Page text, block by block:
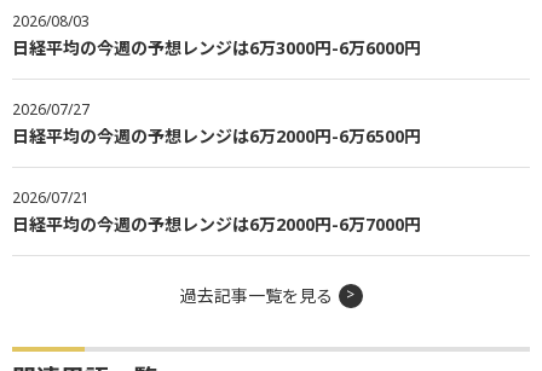
2026/08/03
日経平均の今週の予想レンジは6万3000円-6万6000円
2026/07/27
日経平均の今週の予想レンジは6万2000円-6万6500円
2026/07/21
日経平均の今週の予想レンジは6万2000円-6万7000円
過去記事一覧を見る